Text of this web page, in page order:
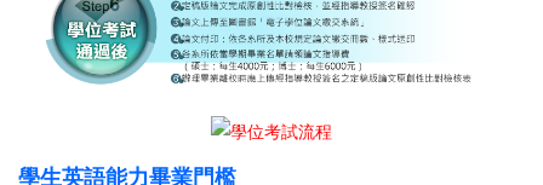
學生英語能力畢業門檻